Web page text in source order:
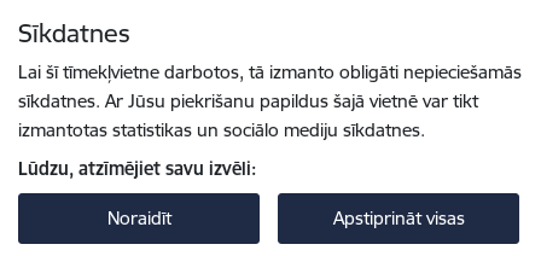
Sīkdatnes
Lai šī tīmekļvietne darbotos, tā izmanto obligāti nepieciešamās
sīkdatnes. Ar Jūsu piekrišanu papildus šajā vietnē var tikt
izmantotas statistikas un sociālo mediju sīkdatnes.
Lūdzu, atzīmējiet savu izvēli:
Noraidīt Apstiprināt visas